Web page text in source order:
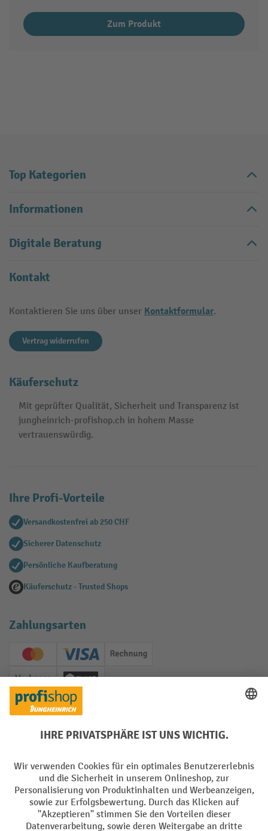
Zum Produkt
Top Kategorien
Informationen
Digitale Beratung
Kontakt
Kontaktieren Sie uns über unser Kontaktformular.
Vertrag widerrufen
Käuferschutz
Mit geprüfter Qualität, Sicherheit und Transparenz ist
jungheinrich-profishop.ch in hohem Masse
vertrauenswürdig.
Ihre Profi-Vorteile
Versandkostenfrei ab 250 CHF
Sicherer Datenschutz
Persönliche Kaufberatung
Käuferschutz - Trusted Shops
Zahlungsarten
Creditcard (Master)Creditcard (Visa)
Rechnung
Vorkasse Twint
Sprachen
DE FR